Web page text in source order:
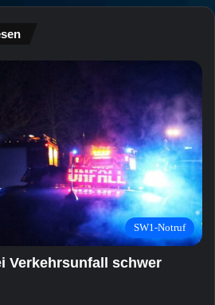
SW1-Notruf
Verkehrsunfall schwer